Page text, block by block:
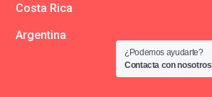
Costa Rica
Argentina
¿Podemos ayudarte?
Contacta con nosotros